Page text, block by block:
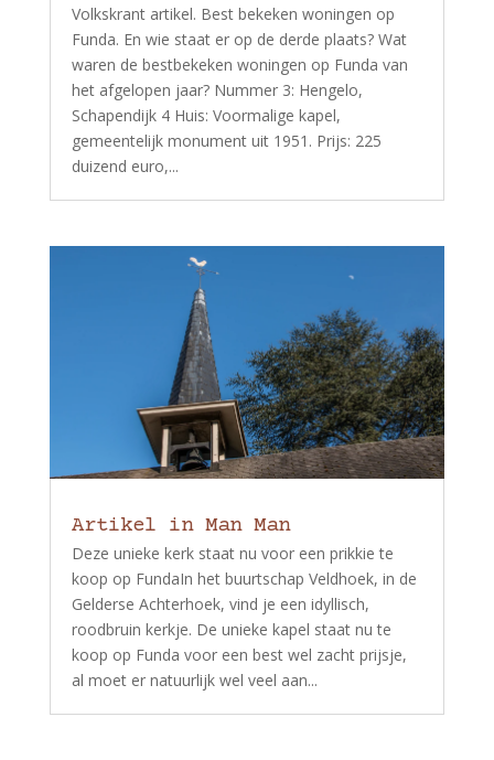
Volkskrant artikel. Best bekeken woningen op
Funda. En wie staat er op de derde plaats? Wat
waren de bestbekeken woningen op Funda van
het afgelopen jaar? Nummer 3: Hengelo,
Schapendijk 4 Huis: Voormalige kapel,
gemeentelijk monument uit 1951. Prijs: 225
duizend euro,...
Artikel in Man Man
Deze unieke kerk staat nu voor een prikkie te
koop op FundaIn het buurtschap Veldhoek, in de
Gelderse Achterhoek, vind je een idyllisch,
roodbruin kerkje. De unieke kapel staat nu te
koop op Funda voor een best wel zacht prijsje,
al moet er natuurlijk wel veel aan...